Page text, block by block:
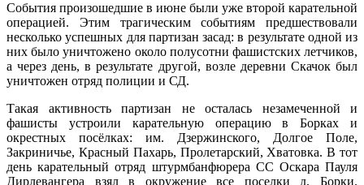
События произошедшие в июне были уже второй карательной
операцией. Этим трагическим событиям предшествовали
несколько успешных для партизан засад: в результате одной из
них было уничтожено около полусотни фашистских летчиков,
а через день, в результате другой, возле деревни Скачок был
уничтожен отряд полиции и СД.
Такая активность партизан не осталась незамеченной и
фашисты устроили карательную операцию в Борках и
окрестных посёлках: им. Дзержинского, Долгое Поле,
Закриничье, Красный Пахарь, Пролетарский, Хватовка. В тот
день карательный отряд штурмбанфюрера СС Оскара Пауля
Дирлевангера взял в окружение все поселки д. Борки.